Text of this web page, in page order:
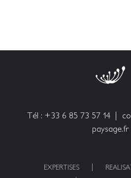
Tél : +33 6 85 73 57 14 |
paysage.fr
EXPERTISES